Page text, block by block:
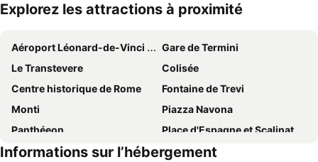
Explorez les attractions à proximité
Aéroport Léonard-de-Vinci de Rome Fiumicino
Gare de Termini
Le Transtevere
Colisée
Centre historique de Rome
Fontaine de Trevi
Monti
Piazza Navona
Panthéeon
Place d'Espagne et Scalinata di Trinità dei Monti
Termini Metro Station
Prati
Informations sur l’hébergement